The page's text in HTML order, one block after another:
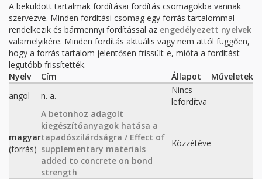
A beküldött tartalmak fordításai fordítás csomagokba vannak
szervezve. Minden fordítási csomag egy forrás tartalommal
rendelkezik és bármennyi fordítással az engedélyezett nyelvek
valamelyikére. Minden fordítás aktuális vagy nem attól függően,
hogy a forrás tartalom jelentősen frissült-e, mióta a fordítást
legutóbb frissítették.
Nyelv
Cím Állapot
Műveletek
angol
n. a.
Nincs
lefordítva
magyar
(forrás)
A betonhoz adagolt
kiegészítőanyagok hatása a
tapadószilárdságra / Effect of
supplementary materials
added to concrete on bond
strength
Közzétéve